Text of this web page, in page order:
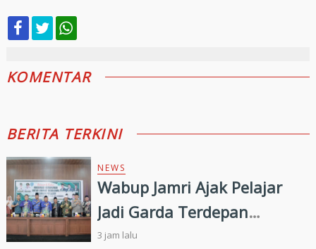
KOMENTAR
BERITA TERKINI
NEWS
Wabup Jamri Ajak Pelajar
Jadi Garda Terdepan
Merawat Kerukunan di Era
3 jam lalu